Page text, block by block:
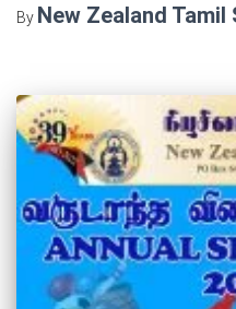
By New Zealand Tamil